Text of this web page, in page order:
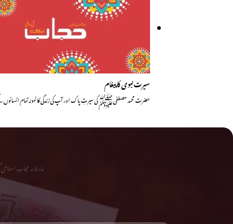
سیرت نبوی کا پیغام
حضرت محمد مصطفی ﷺ کی سیرتِ پاک اور آپ کی زندگی کا نمونہ تمام
ماہ نامہ حجاب